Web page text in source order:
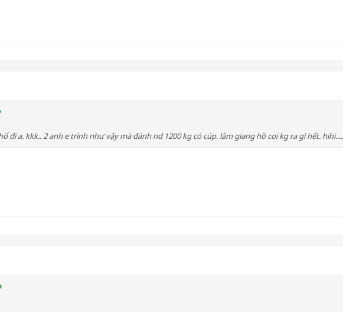
đi a. kkk.. 2 anh e trình như vậy mà đánh nd 1200 kg có cúp. làm giang hồ coi kg ra gì hết. hihi....